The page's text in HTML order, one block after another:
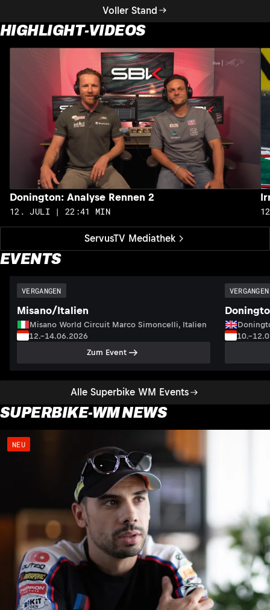
Voller Stand
HIGHLIGHT-VIDEOS
ServusTV Mediathek
Donington: Analyse Rennen 2
12. JULI | 22:41 MIN
EVENTS
Alle Superbike WM Events
VERGANGEN
Misano/Italien
Misano World Circuit Marco Simoncelli, Italien
12.–14.06.2026
Zum Event
VERGANGEN
SUPERBIKE-WM NEWS
NEU